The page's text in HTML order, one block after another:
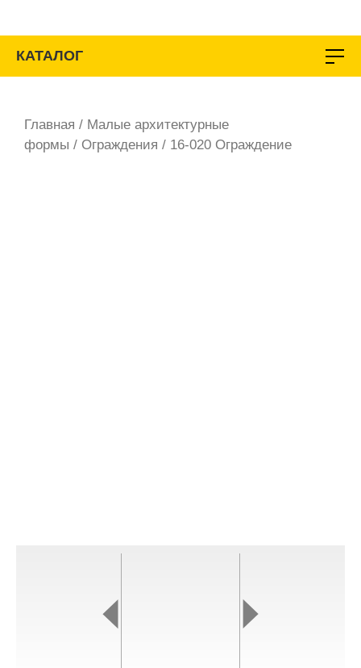
содержимому
КАТАЛОГ
Главная / Малые архитектурные
формы / Ограждения / 16-020 Ограждение